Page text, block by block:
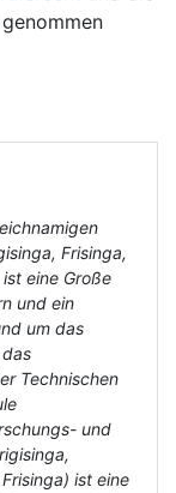
Frisinga,
eine Große
und ein
um das
Technischen
und
ist eine